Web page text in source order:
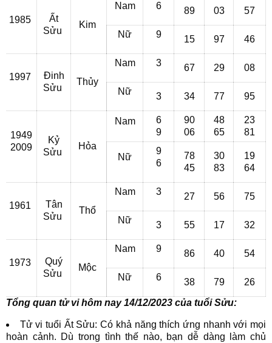
1985
Ất
Sửu
Kim
Nam 6 89 03 57
Nữ 9 15 97 46
1997
Đinh
Sửu
Thủy
Nam 3 67 29 08
Nữ 3 34 77 95
1949
2009
Kỷ
Sửu
Hỏa
Nam
6
9
90
06
48
65
23
81
Nữ
9
6
78
45
30
83
19
64
1961
Tân
Sửu
Thổ
Nam 3 27 56 75
Nữ 3 55 17 32
1973
Quý
Sửu
Mộc
Nam 9 86 40 54
Nữ 6 38 79
26
Tổng quan tử vi hôm nay 14/12/2023 của tuổi Sửu:
Tử vi tuổi Ất Sửu: Có khả năng thích ứng nhanh với mọi
hoàn cảnh. Dù trong tình thế nào, bạn dễ dàng làm chủ